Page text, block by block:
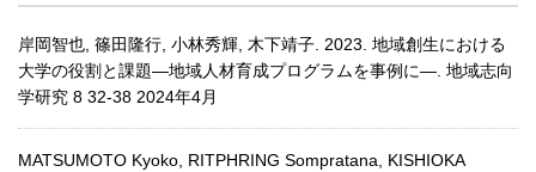
岸岡智也, 篠田隆行, 小林秀輝, 木下靖子. 2023. 地域創生における
大学の役割と課題―地域人材育成プログラムを事例に―. 地域志向
学研究 8 32-38 2024年4月
MATSUMOTO Kyoko, RITPHRING Sompratana, KISHIOKA